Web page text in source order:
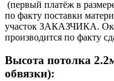
(первый платёж в
по факту поставки
участок ЗАКАЗЧИКА.
производится по факту
Высота потолка
обвязки):